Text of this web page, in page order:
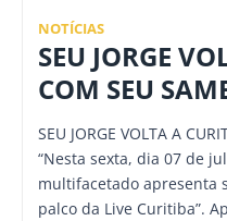
NOTÍCIAS
SEU JORGE
COM SEU
SEU JORGE VOLTA A
“Nesta sexta, dia 07 de
multifacetado apresenta
palco da Live Curitiba”.